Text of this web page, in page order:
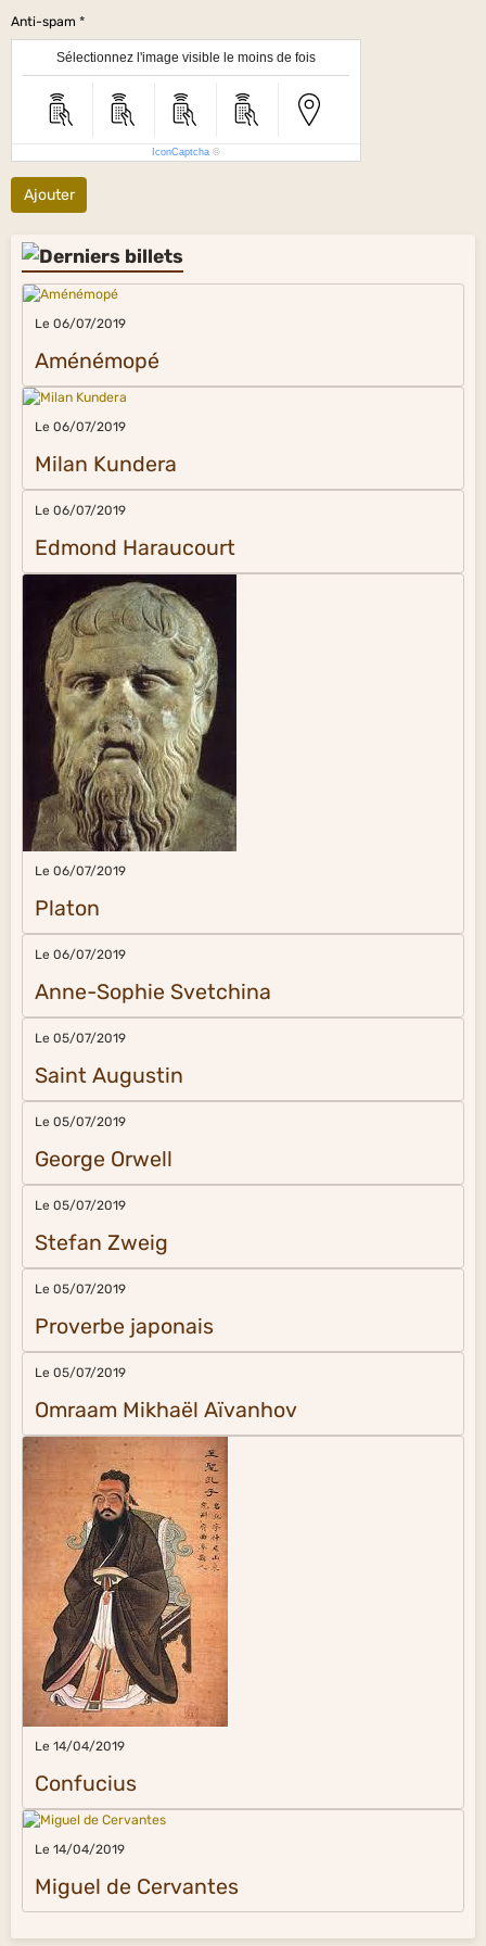
Anti-spam
Sélectionnez l'image visible le moins de fois
IconCaptcha ©
Ajouter
Le 06/07/2019
Aménémopé
Le 06/07/2019
Milan Kundera
Le 06/07/2019
Edmond Haraucourt
Le 06/07/2019
Platon
Le 06/07/2019
Anne-Sophie Svetchina
Le 05/07/2019
Saint Augustin
Le 05/07/2019
George Orwell
Le 05/07/2019
Stefan Zweig
Le 05/07/2019
Proverbe japonais
Le 05/07/2019
Omraam Mikhaël Aïvanhov
Le 14/04/2019
Confucius
Le 14/04/2019
Miguel de Cervantes